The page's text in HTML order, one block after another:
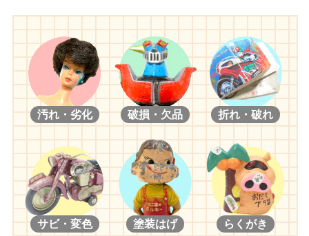
汚れ・劣化 破損・欠品 折れ・破れ
サビ・変色 塗装はげ らくがき